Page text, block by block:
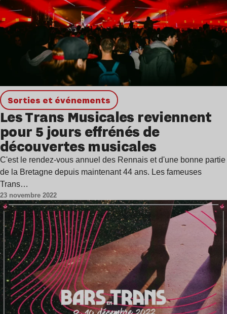
Sorties et événements
Les Trans Musicales reviennent
pour 5 jours effrénés de
découvertes musicales
C'est le rendez-vous annuel des Rennais et d'une bonne partie
de la Bretagne depuis maintenant 44 ans. Les fameuses
Trans…
23 novembre 2022